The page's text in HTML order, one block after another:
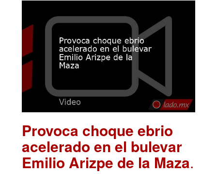
Provoca choque ebrio
acelerado en el bulevar
Emilio Arizpe de la Maza.